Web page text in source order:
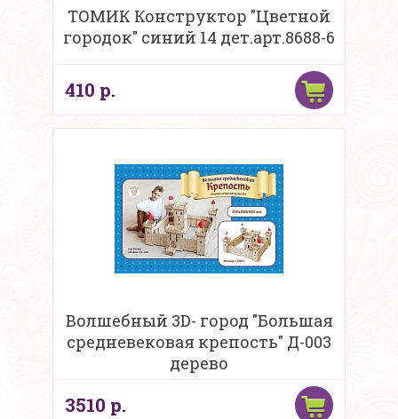
ТОМИК Конструктор "Цветной
городок" синий 14 дет.арт.8688-6
410 р.
Волшебный 3D- город "Большая
средневековая крепость" Д-003
дерево
3510 р.